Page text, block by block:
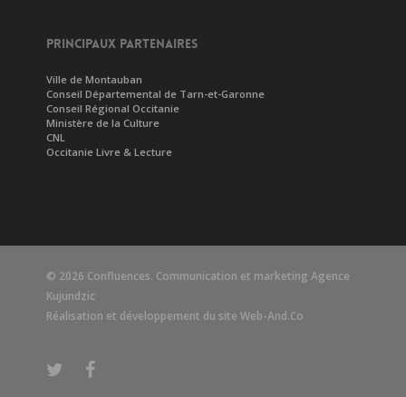
PRINCIPAUX PARTENAIRES
Ville de Montauban
Conseil Départemental de Tarn-et-Garonne
Conseil Régional Occitanie
Ministère de la Culture
CNL
Occitanie Livre & Lecture
© 2026 Confluences. Communication et marketing Agence
Kujundzic
Réalisation et développement du site Web-And.Co